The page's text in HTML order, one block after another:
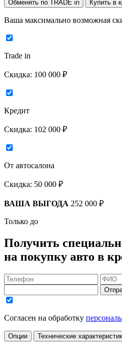
Обменять по TRADE in Купить в
Ваша максимально возможная
Trade in
Скидка: 100 000 ₽
Кредит
Скидка: 102 000 ₽
От автосалона
Скидка: 50 000 ₽
ВАША ВЫГОДА 252 000 ₽
Только до
Получить
на покупку авто в
Согласен на обработку
Опции Технические